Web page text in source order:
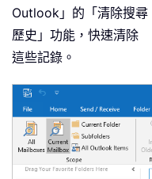
Outlook」的「清除搜尋
歷史」功能，快速清除
這些記錄。